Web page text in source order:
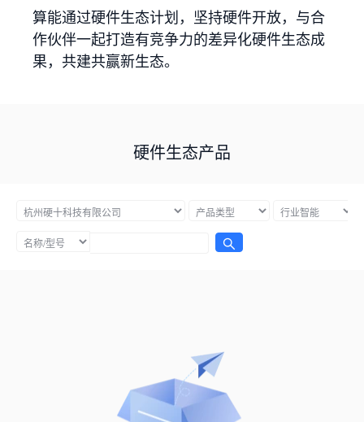
算能通过硬件生态计划，坚持硬件开放，与合
作伙伴一起打造有竞争力的差异化硬件生态成
果，共建共赢新生态。
硬件生态产品